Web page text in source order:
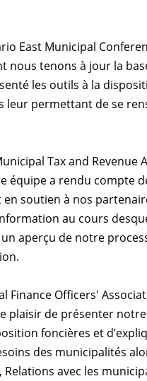
East Municipal
nous tenons à jour la
les outils à la
leur permettant de se
Tax and Revenue
équipe a rendu compte
soutien à nos
au cours
aperçu de notre
Finance Officers'
plaisir de présenter
foncières et
des municipalités
avec les